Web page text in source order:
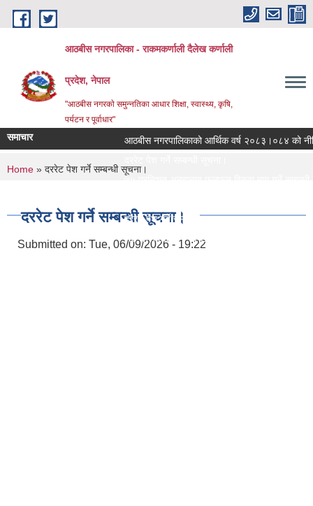
Skip to main content
आठबीस नगरपालिका - राकमकर्णाली दैलेख कर्णाली
प्रदेश, नेपाल
"आठबीस नगरकाे समुन्नतिका आधार शिक्षा, स्वास्थ्य, कृषि,
पर्यटन र पूर्वाधार"
समाचार
आठबीस नगरपालिकाको आर्थिक वर्ष २०८३।०८४ को नीति
दररेट पेश गर्ने सम्बन्धी सूचना
Re Invitation For Electronic Bids
You are here
Home » दररेट पेश गर्ने सम्बन्धी सूचना।
दररेट पेश गर्ने सम्बन्धी सूचना।
Submitted on: Tue, 06/09/2026 - 19:22